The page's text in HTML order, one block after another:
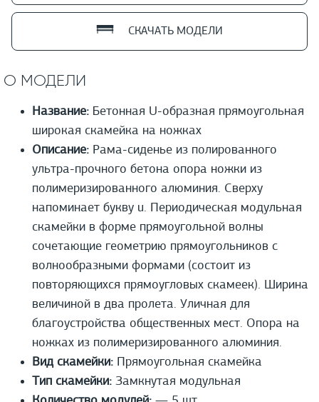
СКАЧАТЬ МОДЕЛИ
О МОДЕЛИ
Название: Бетонная U-образная прямоугольная
широкая скамейка на ножках
Описание: Рама-сиденье из полированного
ультра-прочного бетона опора ножки из
полимеризированного алюминия. Сверху
напоминает букву u. Периодическая модульная
скамейки в форме прямоугольной волны
сочетающие геометрию прямоугольников с
волнообразными формами (состоит из
повторяющихся прямоугловых скамеек). Ширина
величиной в два пролета. Уличная для
благоустройства общественных мест. Опора на
ножках из полимеризированного алюминия.
Вид скамейки: Прямоугольная скамейка
Тип скамейки: Замкнутая модульная